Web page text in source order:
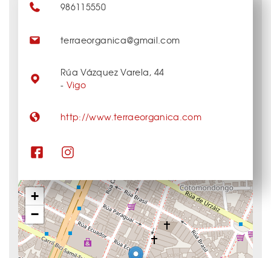
+
−
986115550
terraeorganica@gmail.com
Rúa Vázquez Varela, 44
- Vigo
http://www.terraeorganica.com